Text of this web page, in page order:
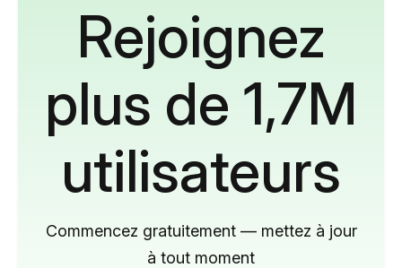
Rejoignez
plus de 1,7M
utilisateurs
Commencez gratuitement — mettez à jour
à tout moment